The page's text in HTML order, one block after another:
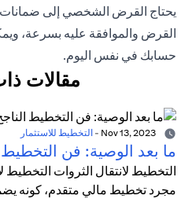
يحتاج القرض الشخصي إلى
القرض والموافقة عليه بسرعة،
حسابك في نفس اليوم.
مقالات
- التخطيط للاستثمار
ما بعد الوصية: فن التخطيط
التخطيط لانتقال الثروات التخطيط
مجرد تخطيط مالي متقدم، كونه